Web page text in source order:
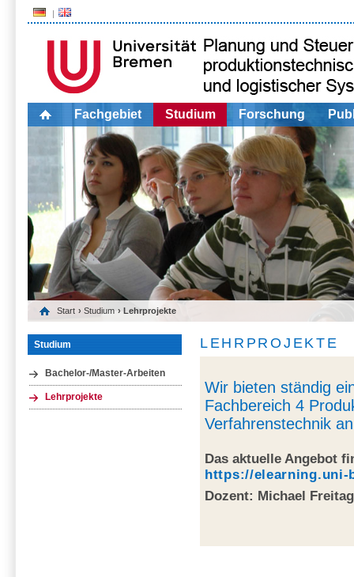
Fachgebiet Studium Forschung
Start ›Studium › Lehrprojekte
Studium
Bachelor-/Master-Arbeiten
Lehrprojekte
LEHRPROJEKTE
Wir bieten ständig
Fachbereich 4
Verfahrenstechnik
Das aktuelle Angebot
https://elearning.uni-
Dozent: Michael Freitag